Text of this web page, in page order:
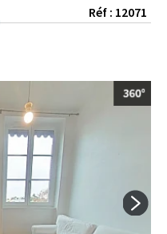
Réf : 12071